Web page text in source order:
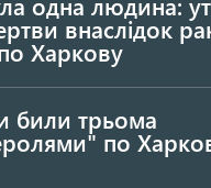
внаслідок
Харкову
били трьома
по